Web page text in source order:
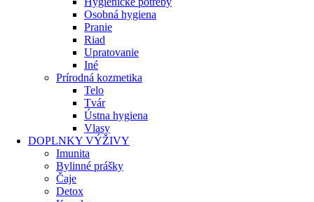
Osobná hygiena
Pranie
Riad
Upratovanie
Iné
Prírodná kozmetika
Telo
Tvár
Ústna hygiena
Vlasy
DOPLNKY VÝŽIVY
Imunita
Bylinné prášky
Čaje
Detox